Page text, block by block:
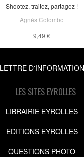
Shootez, traitez, partagez !
Agnès Colombo
9,49 €
LETTRE D'INFORMATION
LES SITES EYROLLES
LIBRAIRIE EYROLLES
EDITIONS EYROLLES
QUESTIONS PHOTO